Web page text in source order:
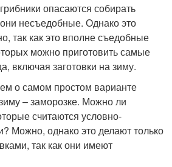
опасаются собирать
несъедобные. Однако это
так как это вполне съедобные
можно приготовить самые
включая заготовки на зиму.
о самом простом варианте
– заморозке. Можно ли
считаются условно-
Можно, однако это делают только
так как они имеют